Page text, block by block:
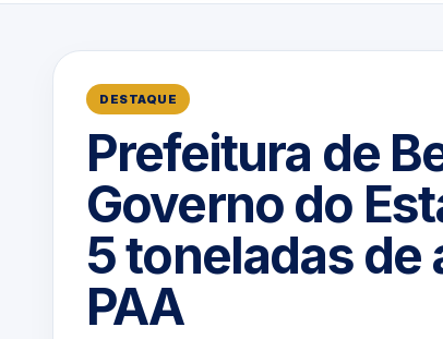
DESTAQUE
Prefeitura de
Governo do
5 toneladas de
PAA